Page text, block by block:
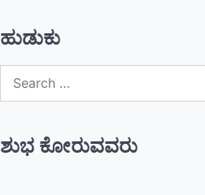
ಹುಡುಕು
for:
ಶುಭ ಕೋರುವವರು